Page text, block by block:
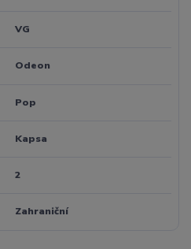
VG
Odeon
Pop
Kapsa
2
Zahraniční